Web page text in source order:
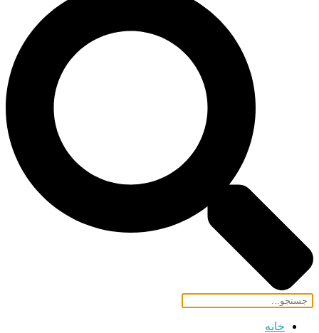
خانه